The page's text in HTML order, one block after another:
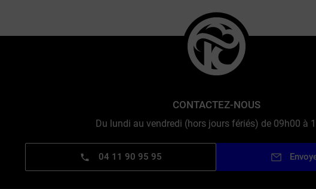
CONTACTEZ-NOUS
Du lundi au vendredi (hors jours fériés) de 09h00 à
04 11 90 95 95